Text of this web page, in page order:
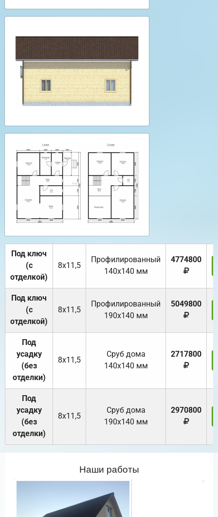
Под ключ
(с
отделкой)
8х11,5
Профилированный
140х140 мм
4774800
Под ключ
(с
отделкой)
8х11,5
Профилированный
190х140 мм
5049800
Под
усадку
(без
отделки)
8х11,5
Cруб дома
140х140 мм
2717800
Под
усадку
(без
отделки)
8х11,5
Cруб дома
190х140 мм
2970800
Наши работы